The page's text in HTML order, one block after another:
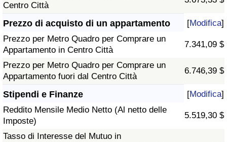
Centro Città
Prezzo di acquisto di un appartamento [Modifica]
Prezzo per Metro Quadro per Comprare un
Appartamento in Centro Città
7.341,09 $
Prezzo per Metro Quadro per Comprare un
Appartamento fuori dal Centro Città
6.746,39 $
Stipendi e Finanze [Modifica]
Reddito Mensile Medio Netto (Al netto delle
Imposte)
5.519,30 $
Tasso di Interesse del Mutuo in
Indice della Criminalità
Indice di criminalità per paese
Assistenza Sanitaria
Indice dell’Assistenza Sanitaria (Corrente)
Indice dell’Assistenza Sanitaria